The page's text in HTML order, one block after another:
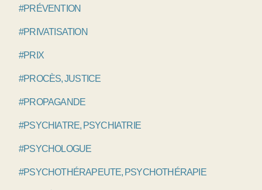
#PRÉVENTION
#PRIVATISATION
#PRIX
#PROCÈS, JUSTICE
#PROPAGANDE
#PSYCHIATRE, PSYCHIATRIE
#PSYCHOLOGUE
#PSYCHOTHÉRAPEUTE, PSYCHOTHÉRAPIE